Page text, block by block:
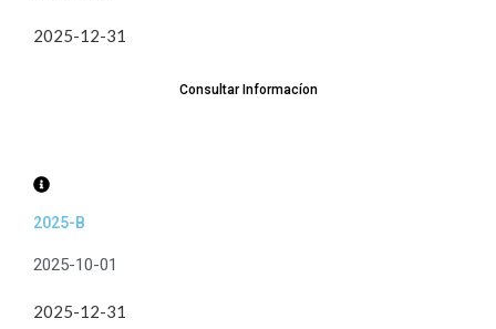
2025-12-31
Consultar Informacíon
2025-B
2025-10-01
2025-12-31